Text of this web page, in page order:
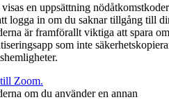
en uppsättning
logga in om du saknar tillgång till
är framförallt viktiga att spara om
som inte
om du använder en annan